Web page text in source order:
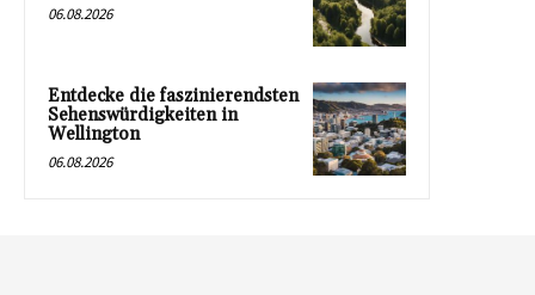
06.08.2026
Entdecke die faszinierendsten
Sehenswürdigkeiten in
Wellington
06.08.2026